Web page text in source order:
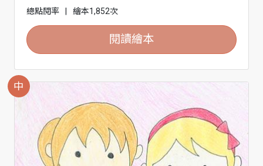
總點閱率
| 繪本1,852次
閱讀繪本
中